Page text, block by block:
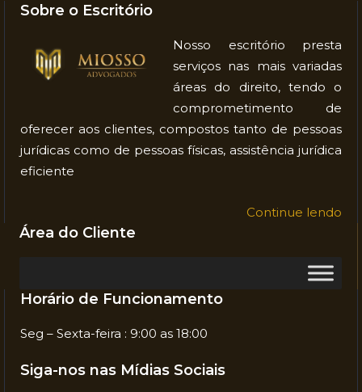
Sobre o Escritório
Nosso escritório presta
serviços nas mais variadas
áreas do direito, tendo o
comprometimento de
oferecer aos clientes, compostos tanto de pessoas
jurídicas como de pessoas físicas, assistência jurídica
eficiente
Continue lendo
Área do Cliente
Horário de Funcionamento
Seg – Sexta-feira : 9:00 as 18:00
Siga-nos nas Mídias Sociais